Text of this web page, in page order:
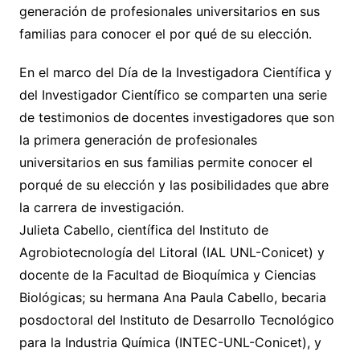
generación de profesionales universitarios en sus
familias para conocer el por qué de su elección.
En el marco del Día de la Investigadora Científica y
del Investigador Científico se comparten una serie
de testimonios de docentes investigadores que son
la primera generación de profesionales
universitarios en sus familias permite conocer el
porqué de su elección y las posibilidades que abre
la carrera de investigación.
Julieta Cabello, científica del Instituto de
Agrobiotecnología del Litoral (IAL UNL-Conicet) y
docente de la Facultad de Bioquímica y Ciencias
Biológicas; su hermana Ana Paula Cabello, becaria
posdoctoral del Instituto de Desarrollo Tecnológico
para la Industria Química (INTEC-UNL-Conicet), y